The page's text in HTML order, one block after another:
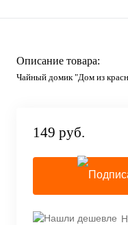
Описание товара:
Чайный домик "Дом из
149 руб.